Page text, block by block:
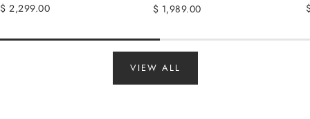
Regular
$ 2,299.00
Regular
$ 1,989.00
VIEW ALL